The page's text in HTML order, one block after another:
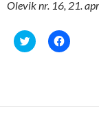
Olevik nr. 16, 21.
C
l
h
C
l
h